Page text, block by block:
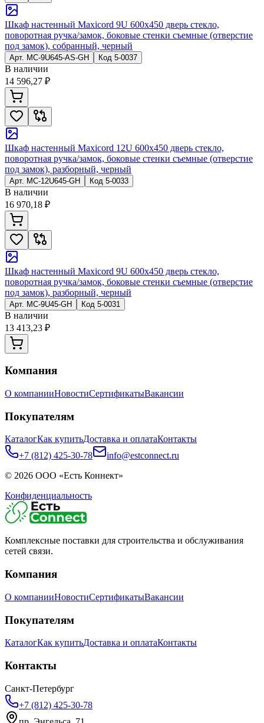
Шкаф настенный Maxicord 9U 600x450 дверь стекло,
поворотная ручка/замок, боковые стенки съемные (отверстие
под замок), собранный, черный
Арт. MC-9U645-AS-GH Код 5-0037
В наличии
14 596,27 ₽
Шкаф настенный Maxicord 12U 600x450 дверь стекло,
поворотная ручка/замок, боковые стенки съемные (отверстие
под замок), разборный, черный
Арт. MC-12U645-GH Код 5-0033
В наличии
16 970,18 ₽
Шкаф настенный Maxicord 9U 600x450 дверь стекло,
поворотная ручка/замок, боковые стенки съемные (отверстие
под замок), разборный, черный
Арт. MC-9U45-GH Код 5-0031
В наличии
13 413,23 ₽
Компания
О компанииНовостиСертификатыВакансии
Покупателям
КаталогКак купитьДоставка и оплатаКонтакты
+7 (812) 425-30-78
info@estconnect.ru
© 2026 ООО «Есть Коннект»
Конфиденциальность
Комплексные поставки для строительства и обслуживания
сетей связи.
Компания
О компанииНовостиСертификатыВакансии
Покупателям
КаталогКак купитьДоставка и оплатаКонтакты
Контакты
Санкт-Петербург
+7 (812) 425-30-78